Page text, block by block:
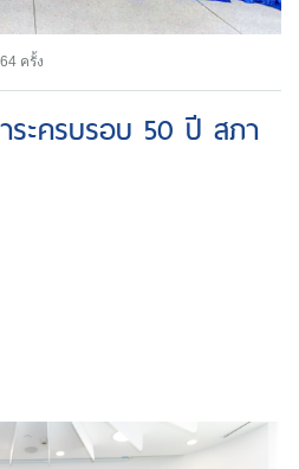
ครั้ง
ระครบรอบ 50 ปี สภา